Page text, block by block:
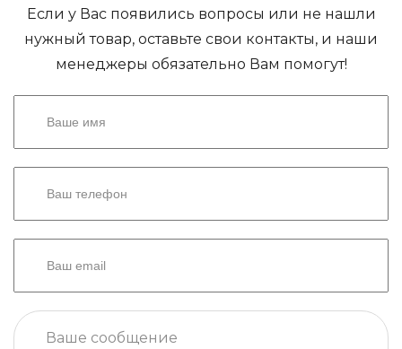
Если у Вас появились вопросы или не нашли
нужный товар, оставьте свои контакты, и наши
менеджеры обязательно Вам помогут!